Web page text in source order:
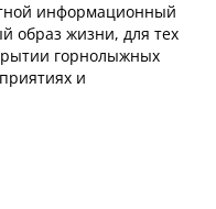
информационный
образ жизни, для тех
горнолыжных
и